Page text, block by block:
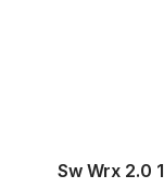
Sw Wrx 2.0